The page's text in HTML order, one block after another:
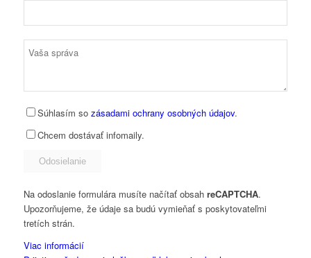
Súhlasím so zásadami ochrany osobných údajov.
Chcem dostávať infomaily.
Na odoslanie formulára musíte načítať obsah reCAPTCHA.
Upozorňujeme, že údaje sa budú vymieňať s poskytovateľmi
tretích strán.
Viac informácií